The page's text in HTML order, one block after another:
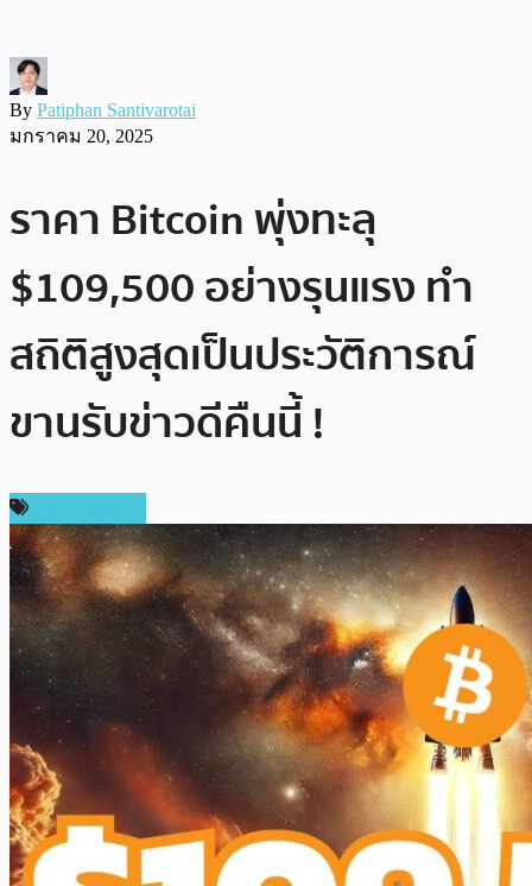
By Patiphan Santivarotai
มกราคม 20, 2025
ราคา Bitcoin พุ่งทะลุ
$109,500 อย่างรุนแรง ทำ
สถิติสูงสุดเป็นประวัติการณ์
ขานรับข่าวดีคืนนี้ !